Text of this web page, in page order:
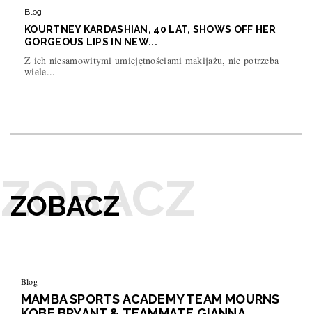
Blog
KOURTNEY KARDASHIAN, 40 LAT, SHOWS OFF HER
GORGEOUS LIPS IN NEW...
Z ich niesamowitymi umiejętnościami makijażu, nie potrzeba
wiele...
ZOBACZ
Blog
MAMBA SPORTS ACADEMY TEAM MOURNS